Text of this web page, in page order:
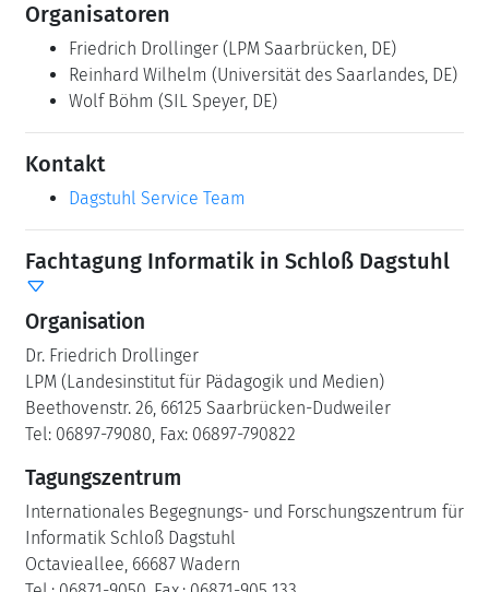
Organisatoren
Friedrich Drollinger (LPM Saarbrücken, DE)
Reinhard Wilhelm (Universität des Saarlandes, DE)
Wolf Böhm (SIL Speyer, DE)
Kontakt
Dagstuhl Service Team
Fachtagung Informatik in Schloß Dagstuhl
Organisation
Dr. Friedrich Drollinger
LPM (Landesinstitut für Pädagogik und Medien)
Beethovenstr. 26, 66125 Saarbrücken-Dudweiler
Tel: 06897-79080, Fax: 06897-790822
Tagungszentrum
Internationales Begegnungs- und Forschungszentrum für
Informatik Schloß Dagstuhl
Octavieallee, 66687 Wadern